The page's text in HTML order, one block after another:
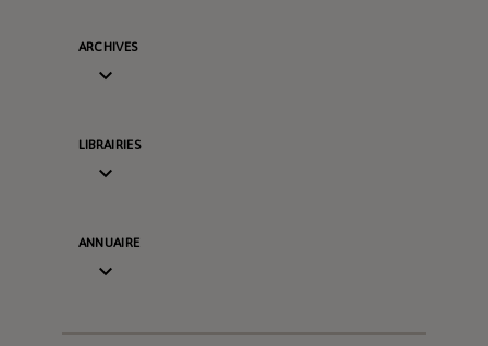
ARCHIVES

LIBRAIRIES

ANNUAIRE
